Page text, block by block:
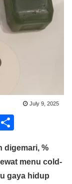
July 9, 2025
ar
e
digemari, %
menu cold-
gaya hidup